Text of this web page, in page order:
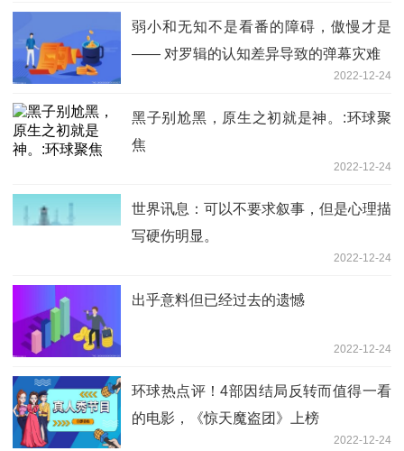
弱小和无知不是看番的障碍，傲慢才是
—— 对罗辑的认知差异导致的弹幕灾难
2022-12-24
黑子别尬黑，原生之初就是神。:环球聚
焦
2022-12-24
世界讯息：可以不要求叙事，但是心理描
写硬伤明显。
2022-12-24
出乎意料但已经过去的遗憾
2022-12-24
环球热点评！4部因结局反转而值得一看
的电影，《惊天魔盗团》上榜
2022-12-24